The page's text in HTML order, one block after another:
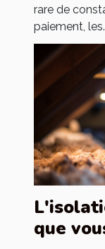
rare de
paiement,
que